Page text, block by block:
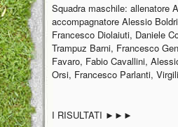
Squadra maschile: allenatore
accompagnatore Alessio
Francesco Diolaiuti, Daniele
Trampuz Barni, Francesco
Favaro, Fabio Cavallini,
Orsi, Francesco Parlanti,
I RISULTATI ►►►